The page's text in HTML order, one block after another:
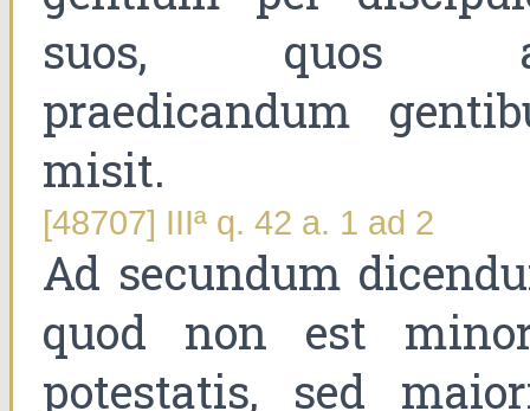
suos, quos
praedicandum
misit.
[48707] IIIª q. 42 a. 1 ad 2
Ad secundum
quod non est
potestatis, sed